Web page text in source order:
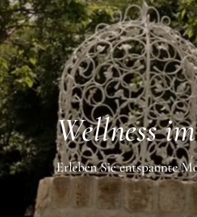
Wellness
Erleben Sie entspannte